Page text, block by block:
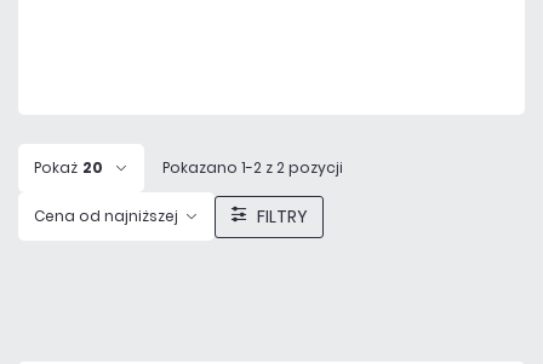
Pokaż 20 Pokazano 1-2 z 2 pozycji
Cena od najniższej FILTRY